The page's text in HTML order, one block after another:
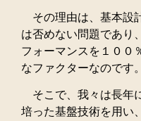
その理由は、基本設
は否めない問題であり
フォーマンスを１００
なファクターなのです。
そこで、我々は長年
培った基盤技術を用い